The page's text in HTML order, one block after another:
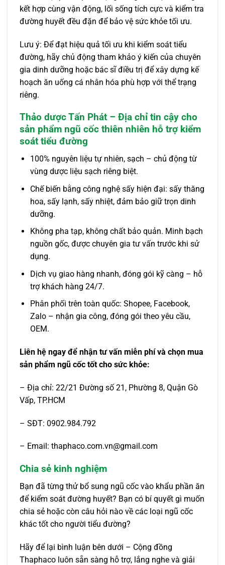
kết hợp cùng vận động, lối sống tích cực và kiểm tra
đường huyết đều đặn để bảo vệ sức khỏe tối ưu.
Lưu ý: Để đạt hiệu quả tối ưu khi kiểm soát tiểu
đường, hãy chủ động tham khảo ý kiến của chuyên
gia dinh dưỡng hoặc bác sĩ điều trị để xây dựng kế
hoạch ăn uống cá nhân hóa phù hợp với thể trạng
riêng.
Thảo dược Tấn Phát – Địa chỉ tin cậy cho
sản phẩm ngũ cốc thiên nhiên hỗ trợ kiểm
soát tiểu đường
100% nguyên liệu tự nhiên, sạch – chủ động từ
vùng dược liệu sạch riêng biệt.
Chế biến bằng công nghệ sấy hiện đại: sấy thăng
hoa, sấy lạnh, sấy nhiệt, đảm bảo giữ trọn dinh
dưỡng.
Không pha tạp, không chất bảo quản. Minh bạch
nguồn gốc, được chuyên gia tư vấn trước khi sử
dụng.
Dịch vụ giao hàng nhanh, đóng gói kỹ càng – hỗ
trợ khách hàng 24/7.
Phân phối trên toàn quốc: Shopee, Facebook,
Zalo – nhận gia công, đóng gói theo yêu cầu,
OEM.
Liên hệ ngay để nhận tư vấn miễn phí và chọn mua
sản phẩm ngũ cốc tốt cho sức khỏe:
– Địa chỉ: 22/21 Đường số 21, Phường 8, Quận Gò
Vấp, TP.HCM
– SĐT: 0902.984.792
– Email: thaphaco.com.vn@gmail.com
Chia sẻ kinh nghiệm
Bạn đã từng thử bổ sung ngũ cốc vào khẩu phần ăn
để kiểm soát đường huyết? Bạn có bí quyết gì muốn
chia sẻ hoặc còn câu hỏi nào về các loại ngũ cốc
khác tốt cho người tiểu đường?
Hãy để lại bình luận bên dưới – Cộng đồng
Thaphaco luôn sẵn sàng hỗ trợ, lắng nghe và giải